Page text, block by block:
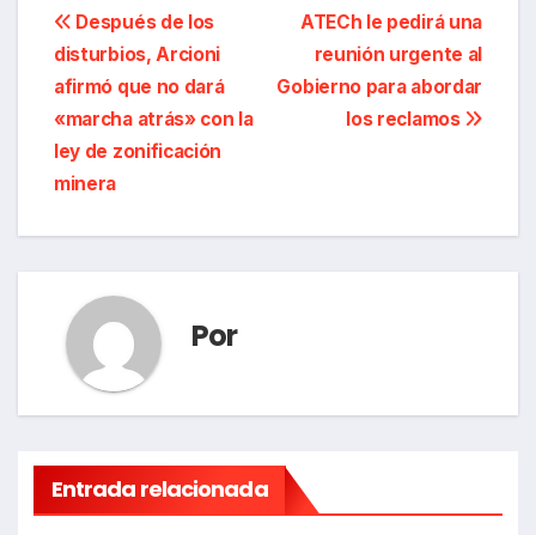
Navegación
de
entradas
ATECh le pedirá una
reunión urgente al
Gobierno para abordar
los reclamos
Después de los
disturbios, Arcioni
afirmó que no dará
«marcha atrás» con la
ley de zonificación
minera
Por
Entrada relacionada